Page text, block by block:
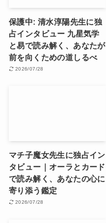
保護中: 清水淳陽先生に独
占インタビュー 九星気学
と易で読み解く、あなたが
前を向くための道しるべ
2026/07/28
マチ子魔女先生に独占イン
タビュー｜オーラとカード
で読み解く、あなたの心に
寄り添う鑑定
2026/07/28